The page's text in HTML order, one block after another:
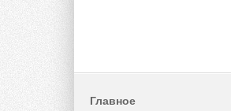
Главное